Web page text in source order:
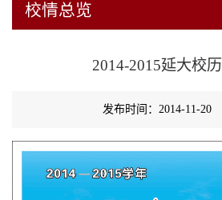
校情总览
2014-2015延大校历
发布时间：2014-11-20